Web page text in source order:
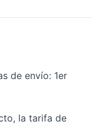
de envío: 1er
la tarifa de